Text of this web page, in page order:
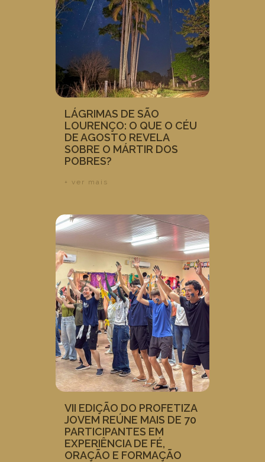
LÁGRIMAS DE SÃO
LOURENÇO: O QUE O CÉU
DE AGOSTO REVELA
SOBRE O MÁRTIR DOS
POBRES?
+ ver mais
VII EDIÇÃO DO PROFETIZA
JOVEM REÚNE MAIS DE 70
PARTICIPANTES EM
EXPERIÊNCIA DE FÉ,
ORAÇÃO E FORMAÇÃO